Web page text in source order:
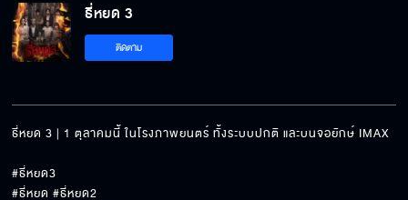
"ตูน ปรินดา" รายงานข่าวสุดสยอง เล่นเอาขนลุก
หยด3
ธี่หยด 3
ติดตาม
ธี่หยด 3 | 1 ตุลาคมนี้ ในโรงภาพยนตร์ ทั้งระบบปกติ และบนจอยักษ์ IMAX
#ธี่หยด3
#ธี่หยด #ธี่หยด2